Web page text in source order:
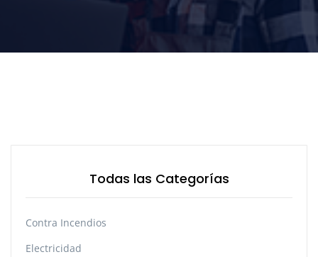
Todas las Categorías
Contra Incendios
Electricidad